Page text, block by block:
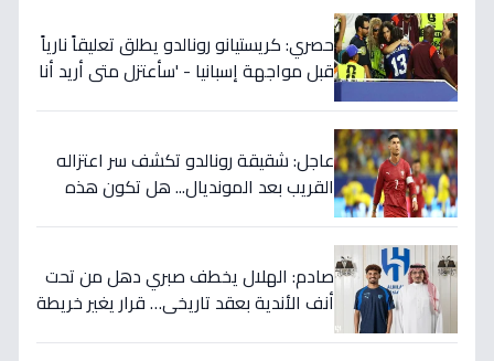
حصري: كريستيانو رونالدو يطلق تعليقاً نارياً
قبل مواجهة إسبانيا - 'سأعتزل متى أريد أنا
عاجل: شقيقة رونالدو تكشف سر اعتزاله
القريب بعد المونديال... هل تكون هذه
صادم: الهلال يخطف صبري دهل من تحت
أنف الأندية بعقد تاريخي… قرار يغير خريطة